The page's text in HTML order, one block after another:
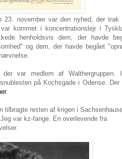
23. november var den nyhed, der trak
kommet i koncentrationslejr i
henholdsvis dem, der havde
og dem, der havde begået
var medlem af Walthergruppen.
på Kochsgade i Odense. Der
.
tilbragte resten af krigen i
var kz-fange. En overlevende fra